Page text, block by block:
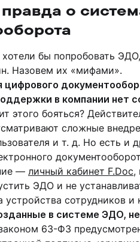
о
бы попробовать
Назовем их «мифами».
цифрового
в компании нет
этого бояться?
сложные
и т. д. Но есть и
— личный кабинет F.Doc,
ЭДО и не
устройства сотрудников и
в системе ЭДО,
63-ФЗ